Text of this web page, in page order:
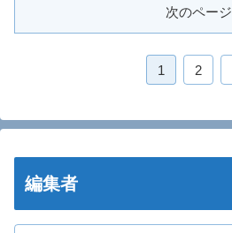
次のページ
1 2
編集者